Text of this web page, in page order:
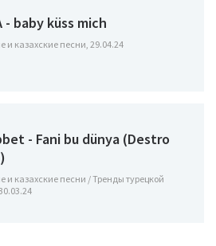
- baby küss mich
и казахские песни, 29.04.24
- Fani bu dünya (Destro
и казахские песни / Тренды турецкой